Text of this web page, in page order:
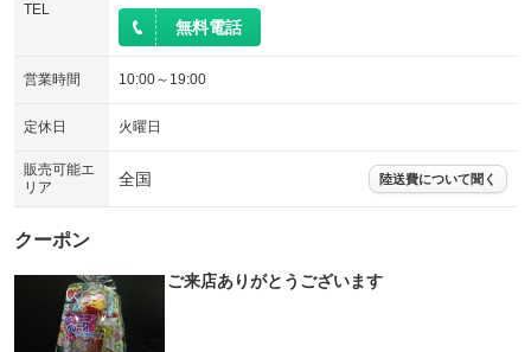
TEL
無料電話
営業時間 10:00～19:00
定休日 火曜日
販売可能エ
リア
全国 陸送費について聞く
クーポン
ご来店ありがとうございます